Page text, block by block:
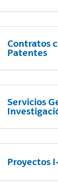
Contratos
Patentes
Servicios
Proyectos